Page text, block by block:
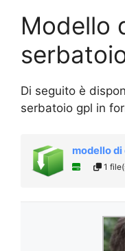
Modello
Di seguito è
serbatoio gpl in
modello
1